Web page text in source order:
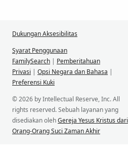
Dukungan Aksesibilitas
Syarat Penggunaan
FamilySearch | Pemberitahuan
Privasi | Opsi Negara dan Bahasa |
Preferensi Kuki
© 2026 by Intellectual Reserve, Inc. All
rights reserved. Sebuah layanan yang
disediakan olehGereja Yesus Kristus dari
Orang-Orang Suci Zaman Akhir